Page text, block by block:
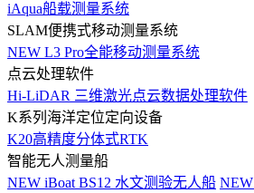
iAqua船载测量系统
SLAM便携式移动测量系统
NEW L3 Pro全能移动测量系统
点云处理软件
Hi-LiDAR 三维激光点云数据处理软件
K系列海洋定位定向设备
K20高精度分体式RTK
智能无人测量船
NEW iBoat BS12 水文测验无人船 NEW